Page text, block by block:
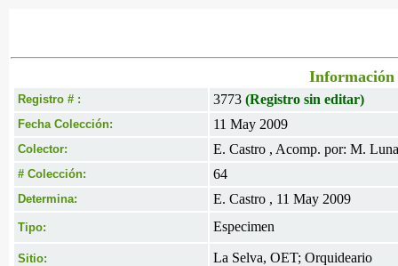
Información
Registro # : 3773 (Registro sin editar)
Fecha Colección: 11 May 2009
Colector: E. Castro , Acomp. por: M. Luna
# Colección: 64
Determina: E. Castro , 11 May 2009
Tipo: Especimen
Sitio: La Selva, OET; Orquideario